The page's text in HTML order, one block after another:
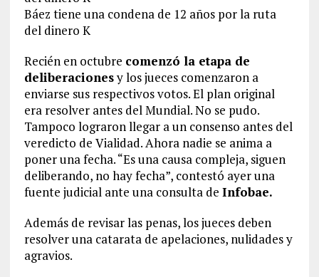
Báez tiene una condena de 12 años por la ruta
del dinero K
Recién en octubre comenzó la etapa de
deliberacionesy los jueces comenzaron a
enviarse sus respectivos votos. El plan original
era resolver antes del Mundial. No se pudo.
Tampoco lograron llegar a un consenso antes del
veredicto de Vialidad. Ahora nadie se anima a
poner una fecha. “Es una causa compleja, siguen
deliberando, no hay fecha”, contestó ayer una
fuente judicial ante una consulta de Infobae.
Además de revisar las penas, los jueces deben
resolver una catarata de apelaciones, nulidades y
agravios.